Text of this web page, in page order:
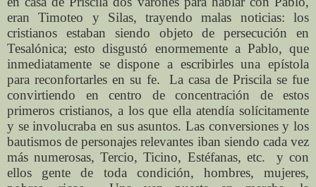
eran Timoteo y Silas, trayendo malas noticias: los
cristianos estaban siendo objeto de persecución en
Tesalónica; esto disgustó enormemente a Pablo, que
inmediatamente se dispone a escribirles una epístola
para reconfortarles en su fe.
La casa de Priscila se fue
convirtiendo en centro de concentración de estos
primeros cristianos, a los que ella atendía solícitamente
y se involucraba en sus asuntos. Las conversiones y los
bautismos de personajes relevantes iban siendo cada vez
más numerosas, Tercio, Ticino, Estéfanas, etc.
y con
ellos gente de toda condición, hombres, mujeres,